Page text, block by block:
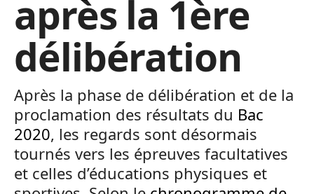
après la 1ère
délibération
Après la phase de délibération et de la
proclamation des résultats du Bac
2020, les regards sont désormais
tournés vers les épreuves facultatives
et celles d’éducations physiques et